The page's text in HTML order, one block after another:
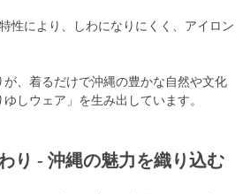
性により、しわになりにくく、アイロン
、着るだけで沖縄の豊かな自然や文化
しウェア」を生み出しています。
り - 沖縄の魅力を織り込む